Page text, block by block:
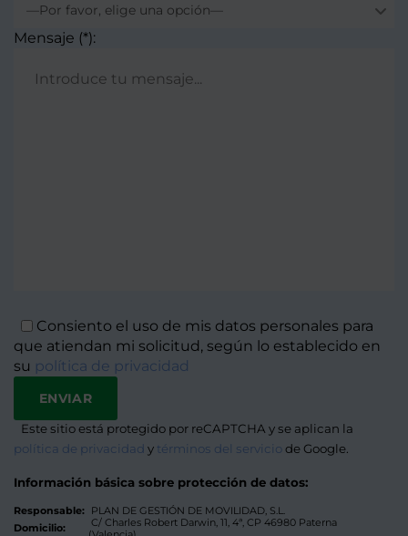
—Por favor, elige una opción—
Mensaje (*):
Consiento el uso de mis datos personales para
que atiendan mi solicitud, según lo establecido en
su política de privacidad
Este sitio está protegido por reCAPTCHA y se aplican la
política de privacidad y términos del serviciode Google.
Información básica sobre protección de datos:
Responsable: PLAN DE GESTIÓN DE MOVILIDAD, S.L.
Domicilio:
C/ Charles Robert Darwin, 11, 4ª, CP 46980 Paterna